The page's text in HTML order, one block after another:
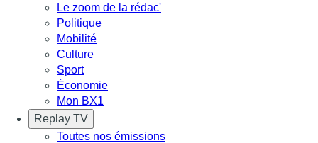
Le zoom de la rédac'
Politique
Mobilité
Culture
Sport
Économie
Mon BX1
Replay TV
Toutes nos émissions